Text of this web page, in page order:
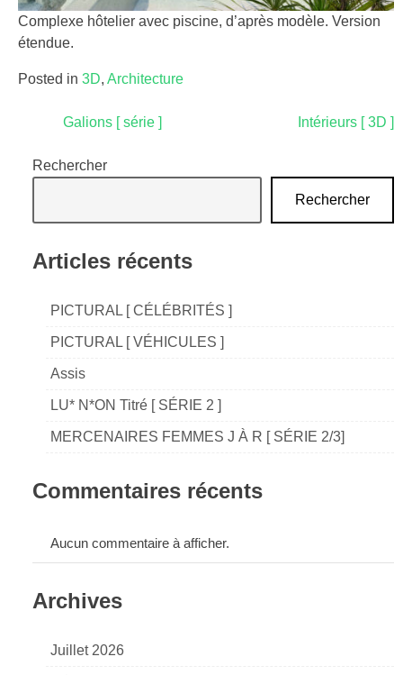
Complexe hôtelier avec piscine, d’après modèle. Version
étendue.
Posted in 3D, Architecture
Navigation
de
Galions [ série ] Intérieurs [ 3D ]
Rechercher
Rechercher
Articles récents
PICTURAL [ CÉLÉBRITÉS ]
PICTURAL [ VÉHICULES ]
Assis
LU* N*ON Titré [ SÉRIE 2 ]
MERCENAIRES FEMMES J À R [ SÉRIE 2/3]
Commentaires récents
Aucun commentaire à afficher.
Archives
Juillet 2026